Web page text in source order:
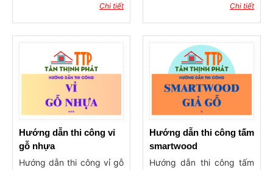
Chi tiết Chi tiết
Hướng dẫn thi công vỉ
gỗ nhựa
Hướng dẫn thi công vỉ gỗ
Hướng dẫn thi công tấm
smartwood
Hướng dẫn thi công tấm